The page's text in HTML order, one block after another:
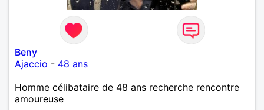
Beny
Ajaccio - 48 ans
Homme célibataire de 48 ans recherche rencontre
amoureuse